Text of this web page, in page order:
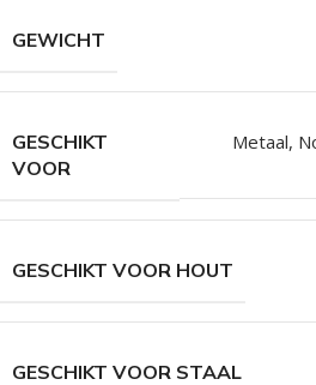
Bolkopschroeven
GEWICHT
GESCHIKT
VOOR
Metaal,
GESCHIKT VOOR HOUT
GESCHIKT VOOR STAAL